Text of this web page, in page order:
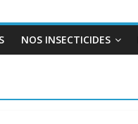
NOS INSECTICIDES